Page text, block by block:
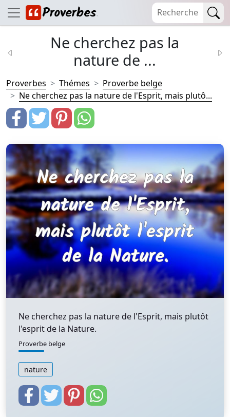
Ne cherchez pas la
nature de ...
Proverbes Thémes
Proverbe belge
Ne cherchez pas la nature de l'Esprit, mais plutô...
Ne cherchez pas la nature de l'Esprit, mais plutôt
l'esprit de la Nature.
Proverbe belge
nature